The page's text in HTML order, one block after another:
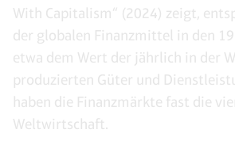
With Capitalism“ (2024) zeigt,
der globalen Finanzmittel in den
etwa dem Wert der jährlich in der
produzierten Güter und
haben die Finanzmärkte fast die
Weltwirtschaft.